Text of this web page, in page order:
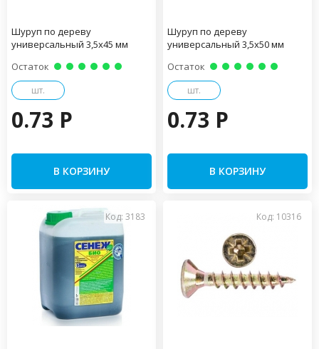
Шуруп по дереву
универсальный 3,5х45 мм
Остаток
шт.
0.73 P
В КОРЗИНУ
Шуруп по дереву
универсальный 3,5х50 мм
Остаток
шт.
0.73 P
В КОРЗИНУ
Код: 3183 Код: 10316